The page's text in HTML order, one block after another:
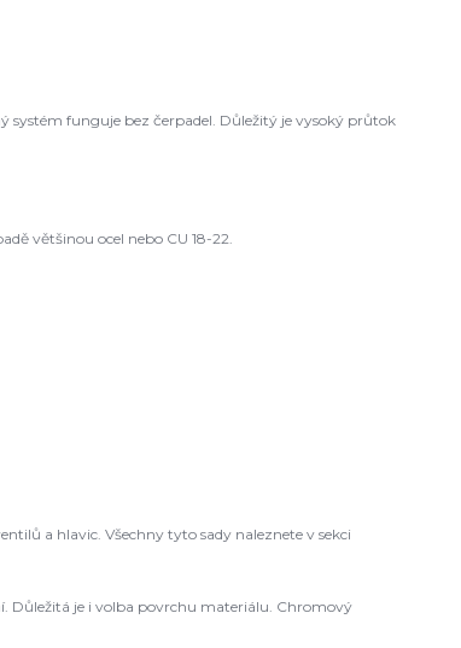
systém funguje bez čerpadel. Důležitý je vysoký průtok
většinou ocel nebo CU 18-22.
a hlavic. Všechny tyto sady naleznete v sekci
Důležitá je i volba povrchu materiálu. Chromový